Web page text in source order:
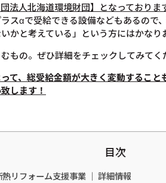
団法人北海道環境財団】となっており
スαで受給できる設備などもあるので
かと考えている」という方にはかなり
もの。ぜひ詳細をチェックしてみてく
て、総受給金額が大きく変動すること
します！
目次
リフォーム支援事業 ｜ 詳細情報